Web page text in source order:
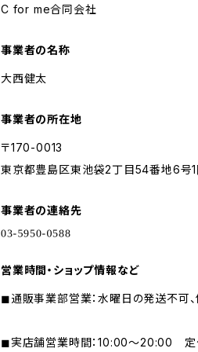
C for me合同会社
事業者の名称
大西健太
事業者の所在地
〒170-0013
東京都豊島区東池袋2丁目54番地6号1
事業者の連絡先
営業時間・ショップ情報など
◼︎通販事業部営業：水曜日の発送不可
◼︎実店舗営業時間：10:00〜20:00 定